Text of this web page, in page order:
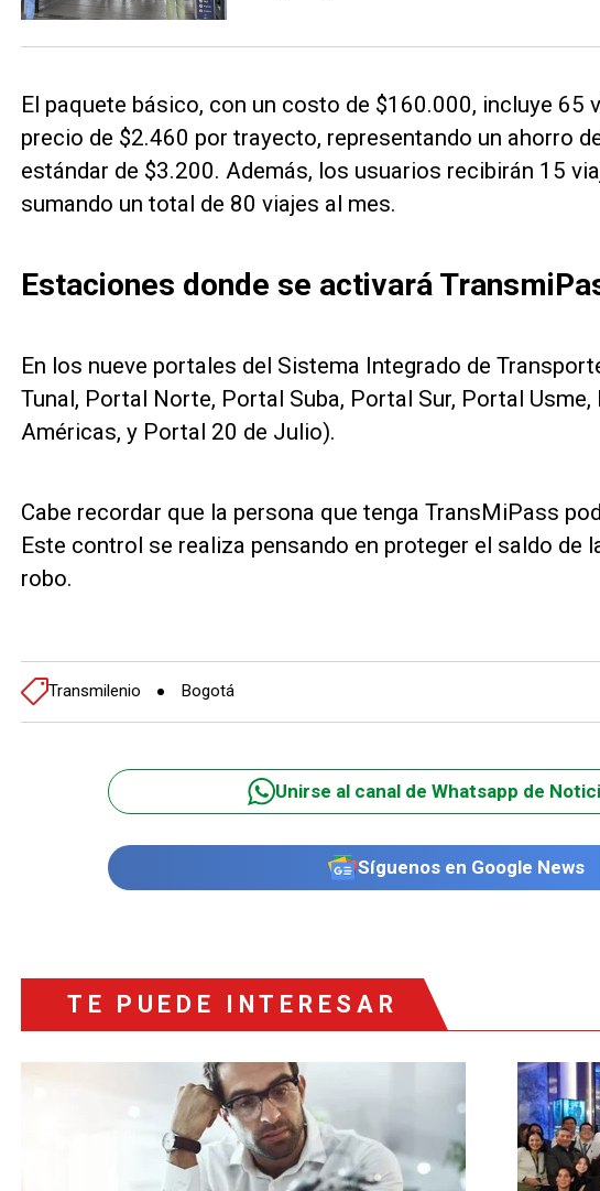
El paquete básico, con un costo de $160.000, incluye 65
precio de $2.460 por trayecto, representando un ahorro
estándar de $3.200. Además, los usuarios recibirán 15
sumando un total de 80 viajes al mes.
Estaciones donde se activará
En los nueve portales del Sistema Integrado de
Tunal, Portal Norte, Portal Suba, Portal Sur, Portal
Américas, y Portal 20 de Julio).
Cabe recordar que la persona que tenga TransMiPass
Este control se realiza pensando en proteger el saldo de
robo.
Transmilenio Bogotá
Unirse al canal de Whatsapp de
Síguenos en Google News
TE PUEDE INTERESAR